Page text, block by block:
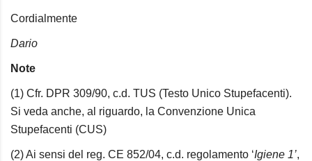
Cordialmente
Dario
Note
(1) Cfr. DPR 309/90, c.d. TUS (Testo Unico Stupefacenti).
Si veda anche, al riguardo, la Convenzione Unica
Stupefacenti (CUS)
(2) Ai sensi del reg. CE 852/04, c.d. regolamento ‘Igiene 1’,